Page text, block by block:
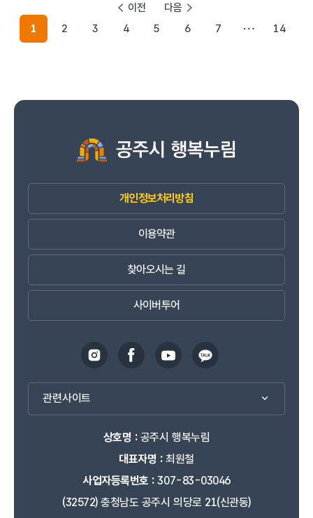
이전
1
2 3 4 5 6 7 14
다음
개인정보처리방침
이용약관
찾아오시는 길
사이버투어
관련사이트
상호명 :공주시 행복누림
대표자명 :최원철
사업자등록번호 :307-83-03046
(32572) 충청남도 공주시 의당로 21(신관동)